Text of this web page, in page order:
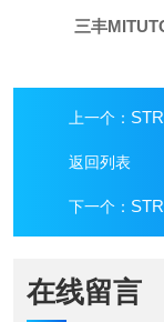
三丰
上一个：
返回列表
下一个：
在线留言